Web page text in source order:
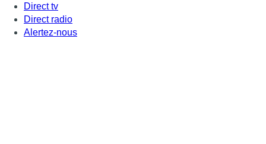
Direct tv
Direct radio
Alertez-nous